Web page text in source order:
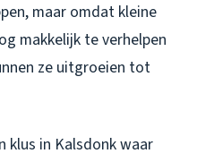
maar omdat kleine
makkelijk te verhelpen
ze uitgroeien tot
klus in Kalsdonk waar